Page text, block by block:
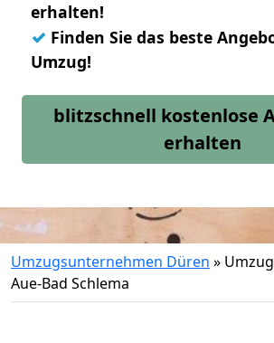
erhalten!
✓ Finden Sie das beste
Umzug!
blitzschnell kostenlose
erhalten
Umzugsunternehmen Düren »
Aue-Bad Schlema